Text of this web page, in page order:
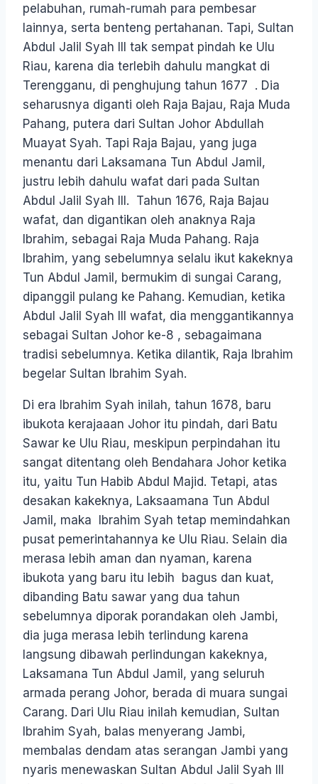
pelabuhan, rumah-rumah para pembesar
lainnya, serta benteng pertahanan. Tapi, Sultan
Abdul Jalil Syah III tak sempat pindah ke Ulu
Riau, karena dia terlebih dahulu mangkat di
Terengganu, di penghujung tahun 1677 . Dia
seharusnya diganti oleh Raja Bajau, Raja Muda
Pahang, putera dari Sultan Johor Abdullah
Muayat Syah. Tapi Raja Bajau, yang juga
menantu dari Laksamana Tun Abdul Jamil,
justru lebih dahulu wafat dari pada Sultan
Abdul Jalil Syah III. Tahun 1676, Raja Bajau
wafat, dan digantikan oleh anaknya Raja
Ibrahim, sebagai Raja Muda Pahang. Raja
Ibrahim, yang sebelumnya selalu ikut kakeknya
Tun Abdul Jamil, bermukim di sungai Carang,
dipanggil pulang ke Pahang. Kemudian, ketika
Abdul Jalil Syah III wafat, dia menggantikannya
sebagai Sultan Johor ke-8 , sebagaimana
tradisi sebelumnya. Ketika dilantik, Raja Ibrahim
begelar Sultan Ibrahim Syah.
Di era Ibrahim Syah inilah, tahun 1678, baru
ibukota kerajaaan Johor itu pindah, dari Batu
Sawar ke Ulu Riau, meskipun perpindahan itu
sangat ditentang oleh Bendahara Johor ketika
itu, yaitu Tun Habib Abdul Majid. Tetapi, atas
desakan kakeknya, Laksaamana Tun Abdul
Jamil, maka Ibrahim Syah tetap memindahkan
pusat pemerintahannya ke Ulu Riau. Selain dia
merasa lebih aman dan nyaman, karena
ibukota yang baru itu lebih bagus dan kuat,
dibanding Batu sawar yang dua tahun
sebelumnya diporak porandakan oleh Jambi,
dia juga merasa lebih terlindung karena
langsung dibawah perlindungan kakeknya,
Laksamana Tun Abdul Jamil, yang seluruh
armada perang Johor, berada di muara sungai
Carang. Dari Ulu Riau inilah kemudian, Sultan
Ibrahim Syah, balas menyerang Jambi,
membalas dendam atas serangan Jambi yang
nyaris menewaskan Sultan Abdul Jalil Syah III